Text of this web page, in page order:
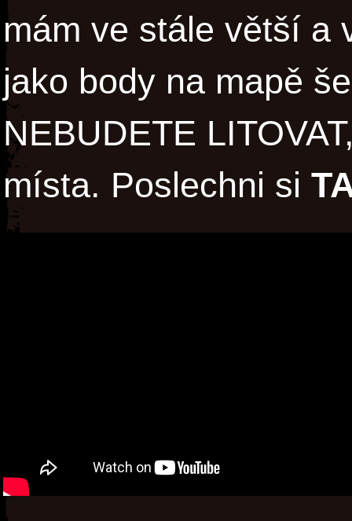
mám ve stále větší a
jako body na mapě
NEBUDETE
místa. Poslechni si